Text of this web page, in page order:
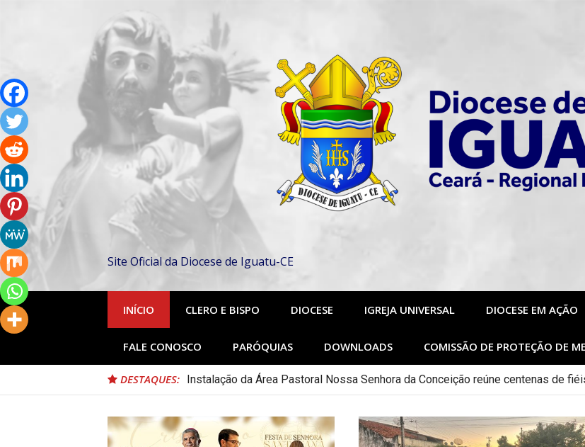
Site Oficial da Diocese de Iguatu-CE
INÍCIO CLERO E BISPO DIOCESE IGREJA UNIVERSAL DIOCESE EM AÇÃO
FALE CONOSCO PARÓQUIAS DOWNLOADS COMISSÃO DE PROTEÇÃO DE
DESTAQUES: Instalação da Área Pastoral Nossa Senhora da Conceição reúne centenas de